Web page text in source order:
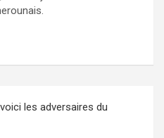
les adversaires du